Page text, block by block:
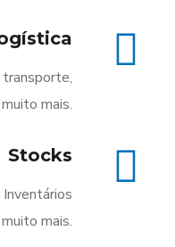
transporte,
mais.
Stocks
mais.